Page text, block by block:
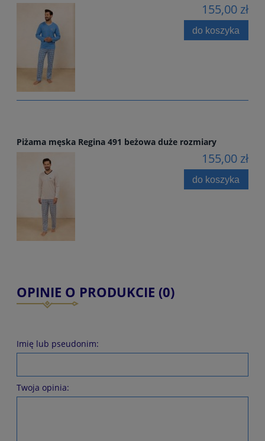
155,00 zł
do koszyka
Piżama męska Regina 491 beżowa duże rozmiary
155,00 zł
do koszyka
OPINIE O PRODUKCIE (0)
Imię lub pseudonim:
Twoja opinia: